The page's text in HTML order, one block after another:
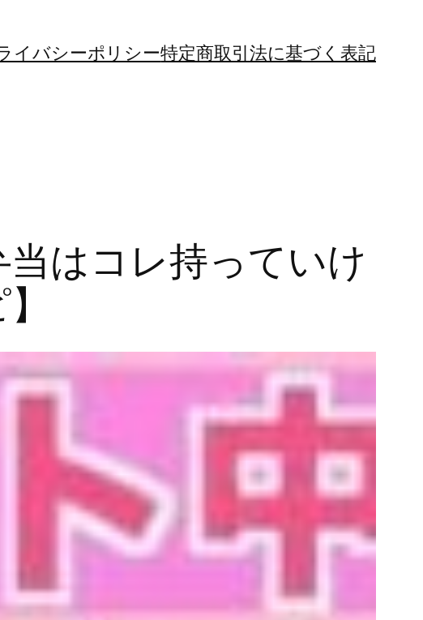
イバシーポリシー特定商取引法に基づく表記
はコレ持っていけ